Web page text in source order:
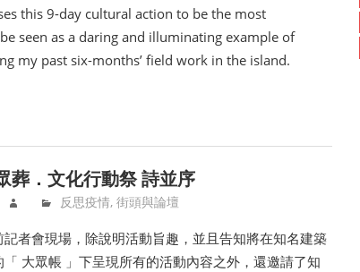
this 9-day cultural action to be the most
seen as a daring and illuminating example of
my past six-months’ field work in the island.
葬．文化行動祭 詩並序
反思疫情,街頭與論壇
記者會現場，除說明活動旨趣，並且告知將在知名建築
大眾帳 」下呈現所有的活動內容之外，還邀請了知